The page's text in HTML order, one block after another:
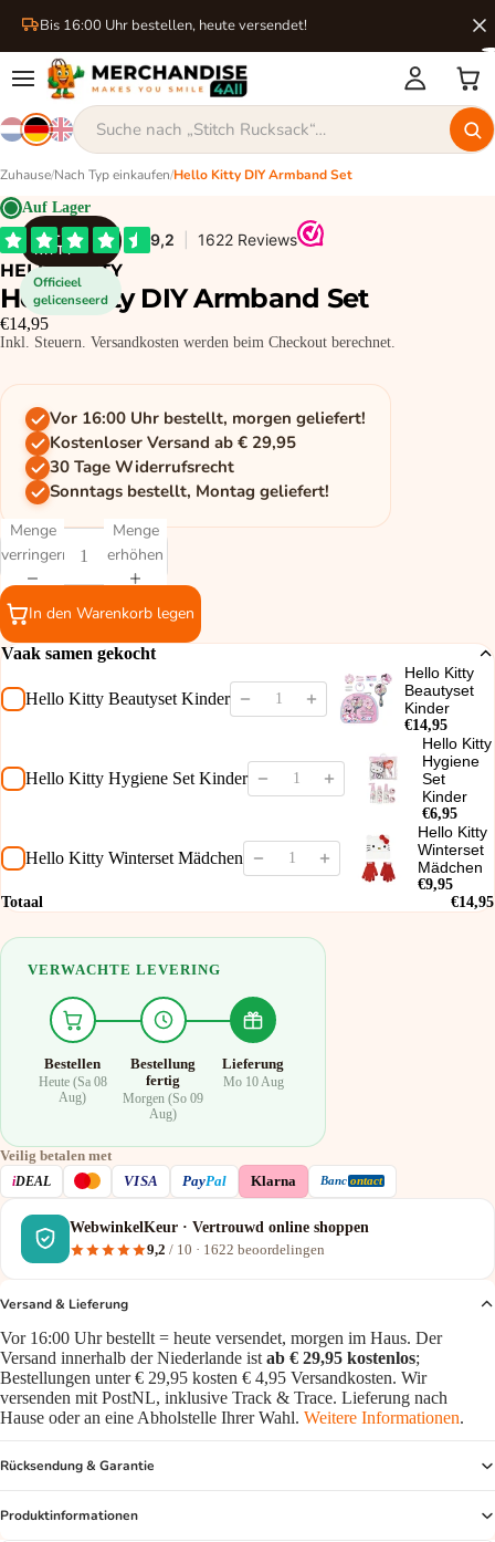
Bis 16:00 Uhr bestellen, heute versendet!
Zuhause/Nach Typ einkaufen/Hello Kitty DIY Armband Set
HELLO
KITTY
Officieel
gelicenseerd
Auf Lager
HELLO KITTY
Hello Kitty DIY Armband Set
€14,95
Inkl. Steuern. Versandkosten werden beim Checkout berechnet.
Vor 16:00 Uhr bestellt, morgen geliefert!
Kostenloser Versand ab € 29,95
30 Tage Widerrufsrecht
Sonntags bestellt, Montag geliefert!
Menge
verringern
Menge
erhöhen
In den Warenkorb legen
Vaak samen gekocht
Hello Kitty Beautyset Kinder
Hello Kitty
Beautyset
Kinder
€14,95
Hello Kitty Hygiene Set Kinder
Hello Kitty
Hygiene
Set
Kinder
€6,95
Hello Kitty Winterset Mädchen
Hello Kitty
Winterset
Mädchen
€9,95
Totaal
€14,95
VERWACHTE LEVERING
Bestellen
Heute (Sa 08
Aug)
Bestellung
fertig
Morgen (So 09
Aug)
Lieferung
Mo 10 Aug
Veilig betalen met
iDEAL VISA PayPal Klarna Banc ontact
WebwinkelKeur · Vertrouwd online shoppen
9,2 / 10 · 1622 beoordelingen
Versand & Lieferung
Vor 16:00 Uhr bestellt = heute versendet, morgen im Haus. Der
Versand innerhalb der Niederlande ist ab € 29,95 kostenlos;
Bestellungen unter € 29,95 kosten € 4,95 Versandkosten. Wir
versenden mit PostNL, inklusive Track & Trace. Lieferung nach
Hause oder an eine Abholstelle Ihrer Wahl. Weitere Informationen.
Rücksendung & Garantie
Produktinformationen